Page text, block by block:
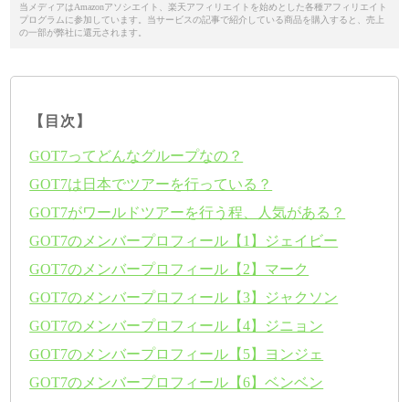
当メディアはAmazonアソシエイト、楽天アフィリエイトを始めとした各種アフィリエイト
プログラムに参加しています。当サービスの記事で紹介している商品を購入すると、売上
の一部が弊社に還元されます。
【目次】
GOT7ってどんなグループなの？
GOT7は日本でツアーを行っている？
GOT7がワールドツアーを行う程、人気がある？
GOT7のメンバープロフィール【1】ジェイビー
GOT7のメンバープロフィール【2】マーク
GOT7のメンバープロフィール【3】ジャクソン
GOT7のメンバープロフィール【4】ジニョン
GOT7のメンバープロフィール【5】ヨンジェ
GOT7のメンバープロフィール【6】ベンベン